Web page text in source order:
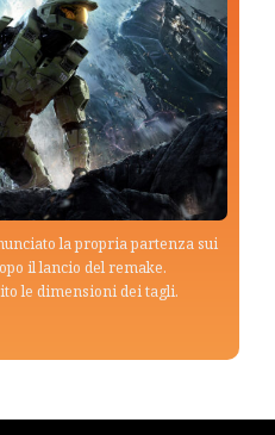
la propria partenza sui
il lancio del remake.
le dimensioni dei tagli.